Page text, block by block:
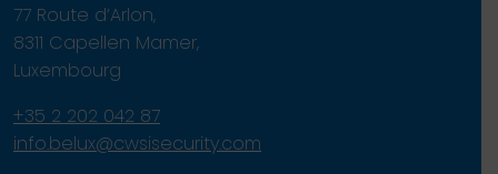
77 Route d’Arlon,
8311 Capellen Mamer,
Luxembourg
+35 2 202 042 87
info.belux@cwsisecurity.com